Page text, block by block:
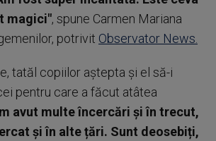
magici", spune Carmen Mariana
potrivit Observator News.
tatăl copiilor aștepta și el să-i
pentru care a făcut atâtea
avut multe încercări și în trecut,
și în alte țări. Sunt deosebiți,